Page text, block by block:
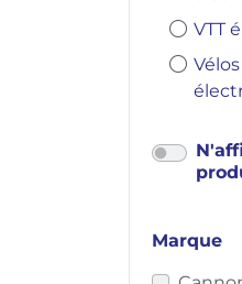
VTT
Marque